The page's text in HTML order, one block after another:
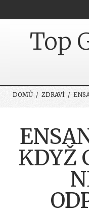
Top
DOMŮ/ ZDRAVÍ/
KDYŽ